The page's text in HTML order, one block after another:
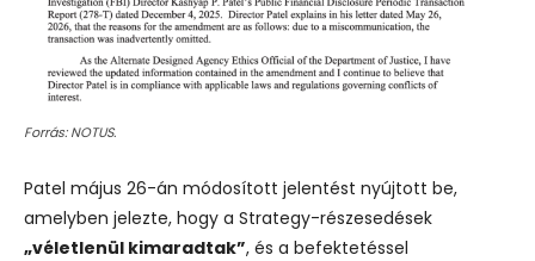
Forrás: NOTUS.
Patel május 26-án módosított jelentést nyújtott be,
amelyben jelezte, hogy a Strategy-részesedések
„véletlenül kimaradtak”, és a befektetéssel